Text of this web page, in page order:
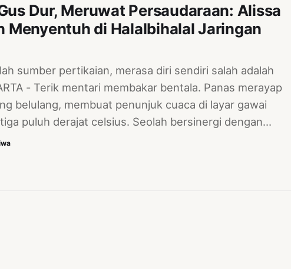
Dur, Meruwat Persaudaraan: Alissa
Menyentuh di Halalbihalal Jaringan
sumber pertikaian, merasa diri sendiri salah adalah
- Terik mentari membakar bentala. Panas merayap
belulang, membuat penunjuk cuaca di layar gawai
puluh derajat celsius. Seolah bersinergi dengan…